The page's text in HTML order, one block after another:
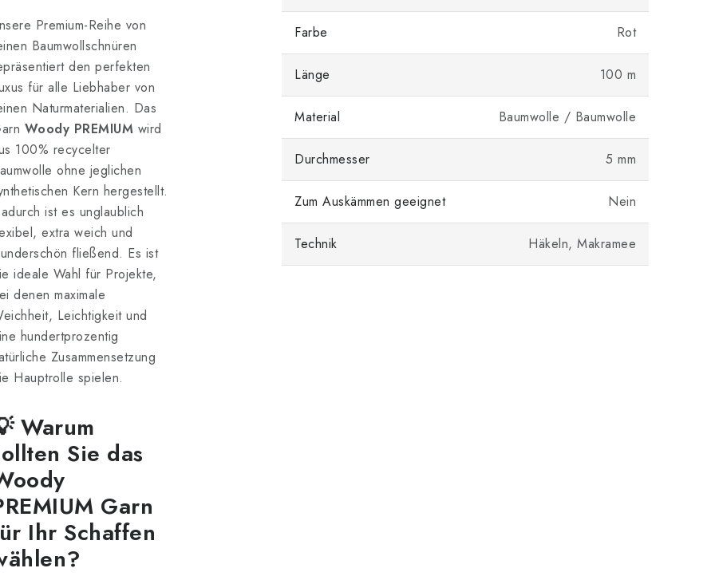
Premium-Reihe von
Baumwollschnüren
den perfekten
für alle Liebhaber von
Naturmaterialien. Das
Woody PREMIUM wird
100% recycelter
ohne jeglichen
Kern hergestellt.
ist es unglaublich
extra weich und
fließend. Es ist
ideale Wahl für Projekte,
denen maximale
Leichtigkeit und
hundertprozentig
Zusammensetzung
Hauptrolle spielen.
Warum
Sie das
Garn
Ihr Schaffen
Farbe Rot
Länge 100 m
Material Baumwolle / Baumwolle
Durchmesser 5 mm
Zum Auskämmen geeignet Nein
Technik Häkeln, Makramee